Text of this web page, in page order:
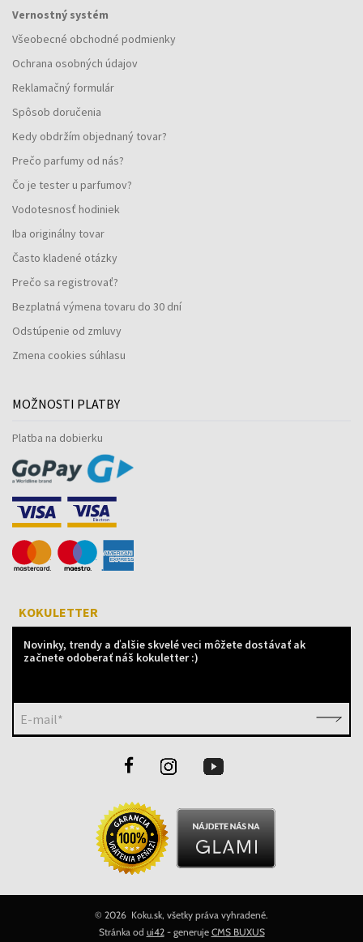
Vernostný systém
Všeobecné obchodné podmienky
Ochrana osobných údajov
Reklamačný formulár
Spôsob doručenia
Kedy obdržím objednaný tovar?
Prečo parfumy od nás?
Čo je tester u parfumov?
Vodotesnosť hodiniek
Iba originálny tovar
Často kladené otázky
Prečo sa registrovať?
Bezplatná výmena tovaru do 30 dní
Odstúpenie od zmluvy
Zmena cookies súhlasu
MOŽNOSTI PLATBY
Platba na dobierku
KOKULETTER
Novinky, trendy a ďalšie skvelé veci môžete dostávať ak
začnete odoberať náš kokuletter :)
E-mail*
© 2026 Koku.sk, všetky práva vyhradené.
Stránka od ui42- generuje CMS BUXUS